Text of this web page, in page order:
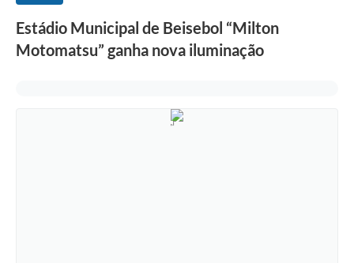
Estádio Municipal de Beisebol “Milton
Motomatsu” ganha nova iluminação